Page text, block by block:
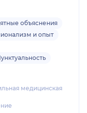
объяснения
и опыт
медицинская